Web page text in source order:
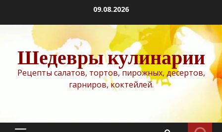
содержимому
09.08.2026
Шедевры кулинарии
Рецепты салатов, тортов, пирожных, десертов,
гарниров, коктейлей.